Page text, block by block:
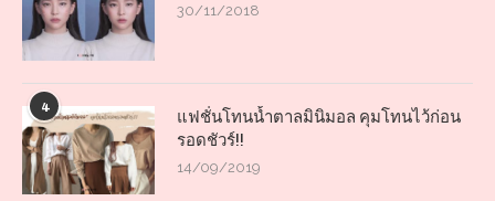
30/11/2018
4
แฟชั่นโทนน้ำตาลมินิมอล คุมโทนไว้ก่อน
รอดชัวร์!!
14/09/2019